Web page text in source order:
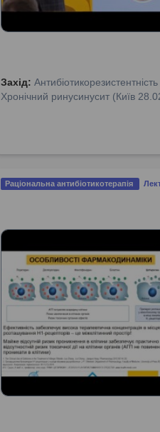
Захід:
Хронічний ринусинусит (Київ
Раціональна антибіотикотерапія